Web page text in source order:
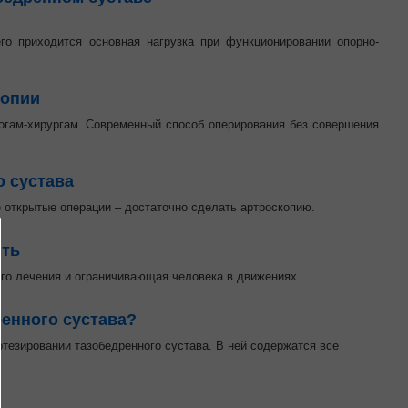
основная нагрузка при функционировании опорно-
хирургам. Современный способ оперирования без совершения
сустава
операции – достаточно сделать артроскопию.
лечения и ограничивающая человека в движениях.
сустава?
тазобедренного сустава. В ней содержатся все